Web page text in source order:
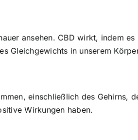
ansehen. CBD wirkt, indem
Gleichgewichts in unserem
einschließlich des Gehirns,
Wirkungen haben.